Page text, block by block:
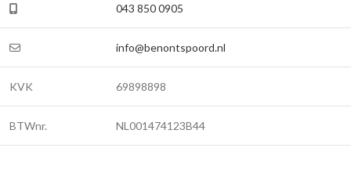
043 850 0905
info@benontspoord.nl
KVK 69898898
BTWnr. NL001474123B44